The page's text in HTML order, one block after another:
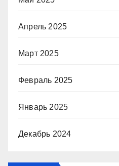
Апрель 2025
Март 2025
Февраль 2025
Январь 2025
Декабрь 2024